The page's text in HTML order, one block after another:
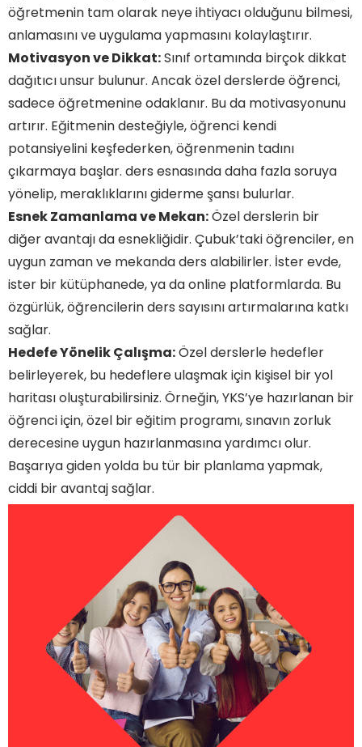
öğretmenin tam olarak neye ihtiyacı olduğunu bilmesi,
anlamasını ve uygulama yapmasını kolaylaştırır.
Motivasyon ve Dikkat:Sınıf ortamında birçok dikkat
dağıtıcı unsur bulunur. Ancak özel derslerde öğrenci,
sadece öğretmenine odaklanır. Bu da motivasyonunu
artırır. Eğitmenin desteğiyle, öğrenci kendi
potansiyelini keşfederken, öğrenmenin tadını
çıkarmaya başlar. ders esnasında daha fazla soruya
yönelip, meraklıklarını giderme şansı bulurlar.
Esnek Zamanlama ve Mekan:Özel derslerin bir
diğer avantajı da esnekliğidir. Çubuk’taki öğrenciler, en
uygun zaman ve mekanda ders alabilirler. İster evde,
ister bir kütüphanede, ya da online platformlarda. Bu
özgürlük, öğrencilerin ders sayısını artırmalarına katkı
sağlar.
Hedefe Yönelik Çalışma:Özel derslerle hedefler
belirleyerek, bu hedeflere ulaşmak için kişisel bir yol
haritası oluşturabilirsiniz. Örneğin, YKS’ye hazırlanan bir
öğrenci için, özel bir eğitim programı, sınavın zorluk
derecesine uygun hazırlanmasına yardımcı olur.
Başarıya giden yolda bu tür bir planlama yapmak,
ciddi bir avantaj sağlar.